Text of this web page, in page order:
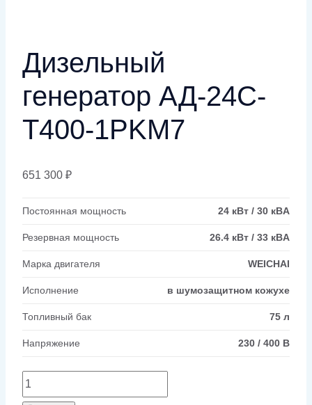
Дизельный
генератор АД-24С-
Т400-1РKМ7
651 300 ₽
Постоянная мощность 24 кВт / 30 кВA
Резервная мощность 26.4 кВт / 33 кВA
Марка двигателя WEICHAI
Исполнение в шумозащитном кожухе
Топливный бак 75 л
Напряжение 230 / 400 В
Количество